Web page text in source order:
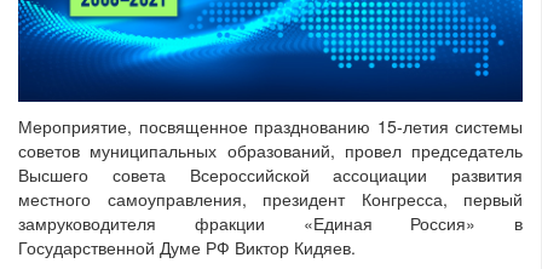
Мероприятие, посвященное празднованию 15-летия системы
советов муниципальных образований, провел председатель
Высшего совета Всероссийской ассоциации развития
местного самоуправления, президент Конгресса, первый
замруководителя фракции «Единая Россия» в
Государственной Думе РФ Виктор Кидяев.